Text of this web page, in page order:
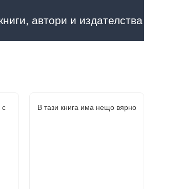
автори и издателства
с
В тази книга има нещо вярно